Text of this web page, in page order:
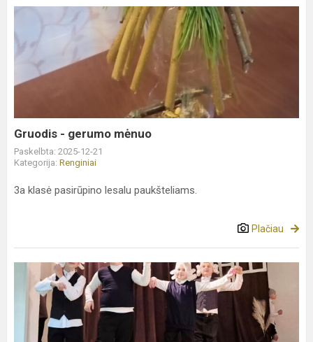
gerumo
mėnuo
Gruodis - gerumo mėnuo
Paskelbta: 2025-12-21
Kategorija: Renginiai
3a klasė pasirūpino lesalu paukšteliams.
Plačiau
gerumo
mėnuo